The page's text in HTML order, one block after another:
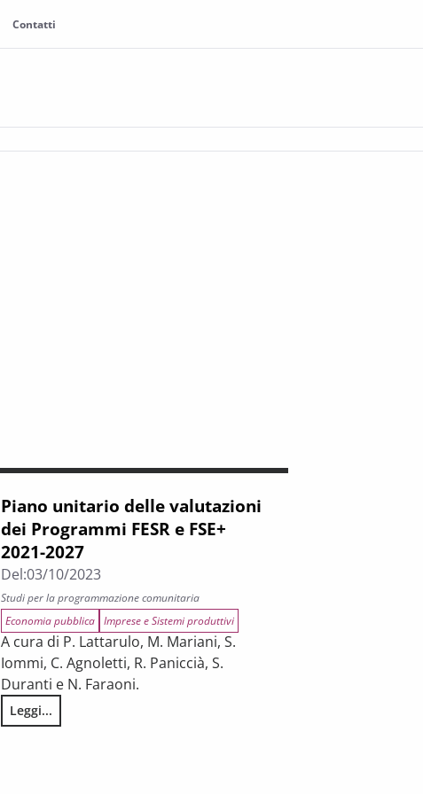
Contatti
Piano unitario delle valutazioni
dei Programmi FESR e FSE+
2021-2027
Del:03/10/2023
Studi per la programmazione comunitaria
Economia pubblica Imprese e Sistemi produttivi
A cura di P. Lattarulo, M. Mariani, S.
Iommi, C. Agnoletti, R. Paniccià, S.
Duranti e N. Faraoni.
Leggi...
Piano unitario delle valutazioni dei Programmi FESR e FSE+ 2021-2027